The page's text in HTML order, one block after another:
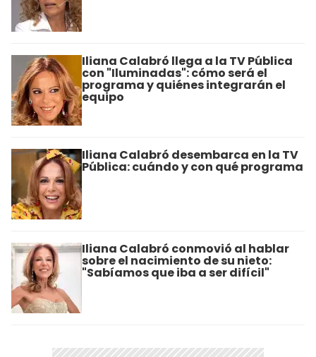
Iliana Calabró llega a la TV Pública
con "Iluminadas": cómo será el
programa y quiénes integrarán el
equipo
Iliana Calabró desembarca en la TV
Pública: cuándo y con qué programa
Iliana Calabró conmovió al hablar
sobre el nacimiento de su nieto:
"Sabíamos que iba a ser difícil"